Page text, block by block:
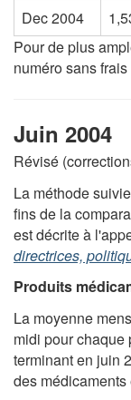
Dec 2004
Pour de plus
numéro sans
Juin 2004
Révisé
La méthode
fins de la
est décrite à
directrices,
Produits
La moyenne
midi pour chaque
terminant en juin
des